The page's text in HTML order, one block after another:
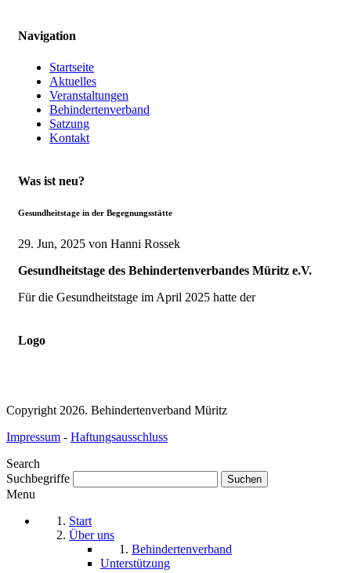
Navigation
Startseite
Aktuelles
Veranstaltungen
Behindertenverband
Satzung
Kontakt
Was ist neu?
Gesundheitstage in der Begegnungsstätte
29. Jun, 2025 von Hanni Rossek
Gesundheitstage des Behindertenverbandes Müritz e.V.
Für die Gesundheitstage im April 2025 hatte der
Logo
Copyright 2026. Behindertenverband Müritz
Impressum - Haftungsausschluss
Search
Suchbegriffe
Menu
Start
Über uns
Behindertenverband
Unterstützung